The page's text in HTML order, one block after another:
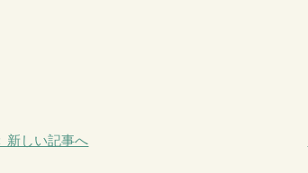
新しい記事へ